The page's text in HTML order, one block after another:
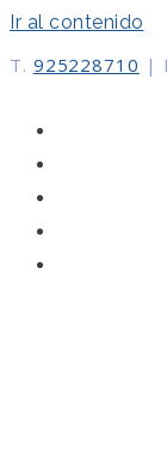
Ir al contenido
T. 925228710 |